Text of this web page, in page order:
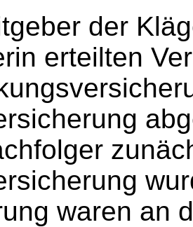
der
erteilten
waren an